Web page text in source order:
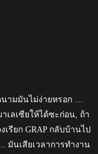
ามมันไม่ง่ายหรอก …
เลเซียให้ได้ซะก่อน, ถ้า
รียก GRAP กลับบ้านไป
มันเสียเวลาการทำงาน